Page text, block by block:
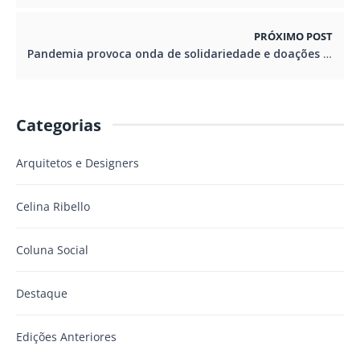
PRÓXIMO POST
Pandemia provoca onda de solidariedade e doações atingem cifras recordes
Categorias
Arquitetos e Designers
Celina Ribello
Coluna Social
Destaque
Edições Anteriores